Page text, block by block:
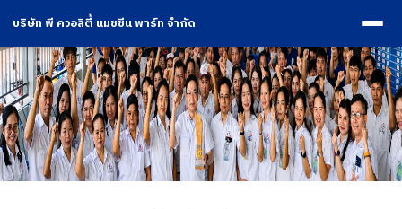
บริษัท พี ควอลิตี้ แมชชีน พาร์ท จำกัด